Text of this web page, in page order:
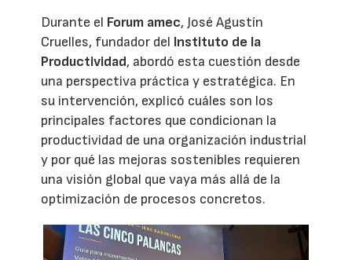
Durante el Forum amec, José Agustín
Cruelles, fundador del Instituto de la
Productividad, abordó esta cuestión desde
una perspectiva práctica y estratégica. En
su intervención, explicó cuáles son los
principales factores que condicionan la
productividad de una organización industrial
y por qué las mejoras sostenibles requieren
una visión global que vaya más allá de la
optimización de procesos concretos.